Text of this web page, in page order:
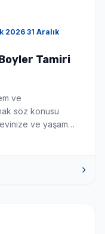
2026 31 Aralık
Tamiri
ve
söz konusu
ve yaşam